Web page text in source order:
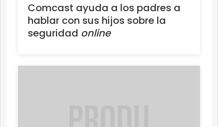
Comcast ayuda a los padres a
hablar con sus hijos sobre la
seguridad online